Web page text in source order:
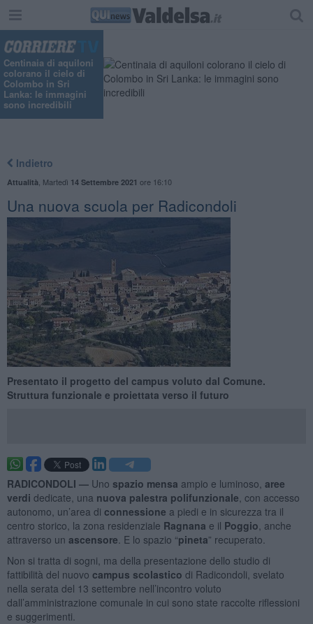
Centinaia di aquiloni
colorano il cielo di
Colombo in Sri
Lanka: le immagini
sono incredibili
Indietro
Attualità Martedì 14 Settembre 2021 ore 16:10
Una nuova scuola per Radicondoli
Presentato il progetto del campus voluto dal Comune.
Struttura funzionale e proiettata verso il futuro
RADICONDOLI — Uno spazio mensa ampio e luminoso, aree
verdi dedicate, una nuova palestra polifunzionale , con accesso
autonomo, un’area di connessione a piedi e in sicurezza tra il
centro storico, la zona residenziale Ragnana e il Poggio , anche
attraverso un ascensore . E lo spazio “pineta” recuperato.
Non si tratta di sogni, ma della presentazione dello studio di
fattibilità del nuovo campus scolastico di Radicondoli, svelato
nella serata del 13 settembre nell’incontro voluto
dall’amministrazione comunale in cui sono state raccolte riflessioni
e suggerimenti.